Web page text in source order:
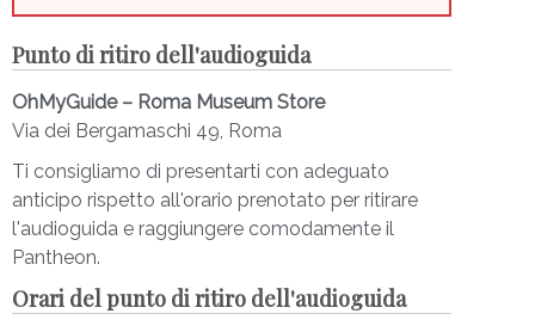
Attraversa il portico, con le straordinarie colonne
in un unico blocco di granito rosa arrivate qui fin
dal lontano Egitto.
architetto, letterato, talentuoso, bello, dai modi
raffinati e apparentemente amato da tutti. Scopri
perchéscelse questo luogo per la sua sepoltura
seguito da altri artisti amanti dell’architettura
classica, che trovarono nel Pantheon un esempio
Punto di ritiro dell'audioguida
OhMyGuide – Roma Museum Store
Via dei Bergamaschi 49, Roma
Ti consigliamo di presentarti con adeguato
anticipo rispetto all'orario prenotato per ritirare
l'audioguida e raggiungere comodamente il
Pantheon.
Orari del punto di ritiro dell'audioguida